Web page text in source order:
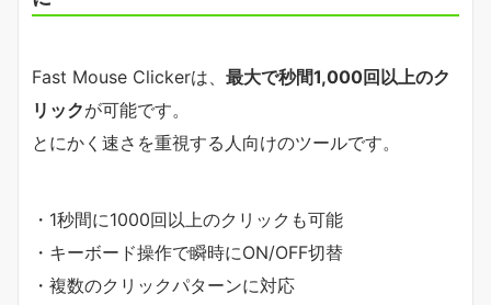
Fast Mouse Clickerは、 最大で秒間1,000回以上のク
リックが可能です。
とにかく速さを重視する人向けのツールです。
・1秒間に1000回以上のクリックも可能
・キーボード操作で瞬時にON/OFF切替
・複数のクリックパターンに対応